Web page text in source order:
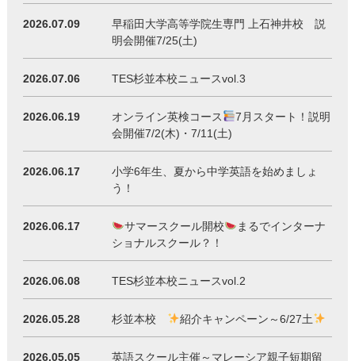
2026.07.09
早稲田大学高等学院生専門 上石神井校 説
明会開催7/25(土)
2026.07.06 TES杉並本校ニュースvol.3
2026.06.19 オンライン英検コース
7月スタート！説明
会開催7/2(木)・7/11(土)
2026.06.17
小学6年生、夏から中学英語を始めましょ
う！
2026.06.17 サマースクール開校
まるでインターナ
ショナルスクール？！
2026.06.08 TES杉並本校ニュースvol.2
2026.05.28 杉並本校 紹介キャンペーン～6/27土
2026.05.05
英語スクール主催～マレーシア親子短期留